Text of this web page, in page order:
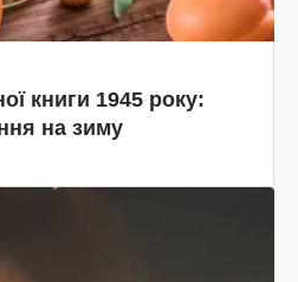
книги 1945 року:
на зиму